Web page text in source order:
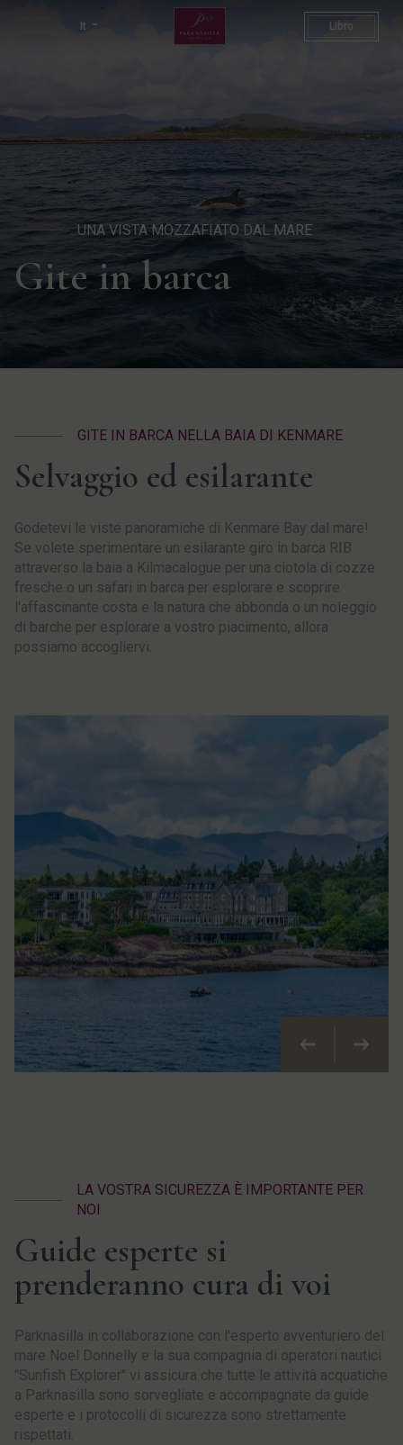
It
Esperienza di gita in
Libro
UNA VISTA MOZZAFIATO DAL MARE
Gite in barca
GITE IN BARCA NELLA BAIA DI KENMARE
Selvaggio ed esilarante
Godetevi le viste panoramiche di Kenmare Bay dal mare!
Se volete sperimentare un esilarante giro in barca RIB
attraverso la baia a Kilmacalogue per una ciotola di cozze
fresche o un safari in barca per esplorare e scoprire
l'affascinante costa e la natura che abbonda o un noleggio
di barche per esplorare a vostro piacimento, allora
possiamo accogliervi.
Precedente
LA VOSTRA SICUREZZA È IMPORTANTE PER
NOI
Guide esperte si
prenderanno cura di voi
Parknasilla in collaborazione con l'esperto avventuriero del
mare Noel Donnelly e la sua compagnia di operatori nautici
"Sunfish Explorer" vi assicura che tutte le attività acquatiche
a Parknasilla sono sorvegliate e accompagnate da guide
esperte e i protocolli di sicurezza sono strettamente
rispettati.